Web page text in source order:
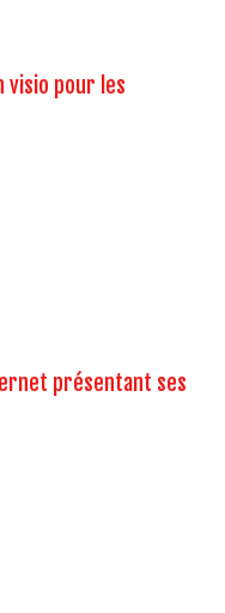
visio pour les
présentant ses